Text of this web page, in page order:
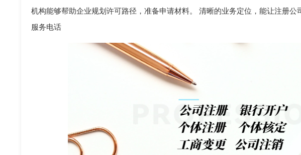
机构能够帮助企业规划许可路径，准备申请材料。 清晰的业务定位，能让注册公
服务电话